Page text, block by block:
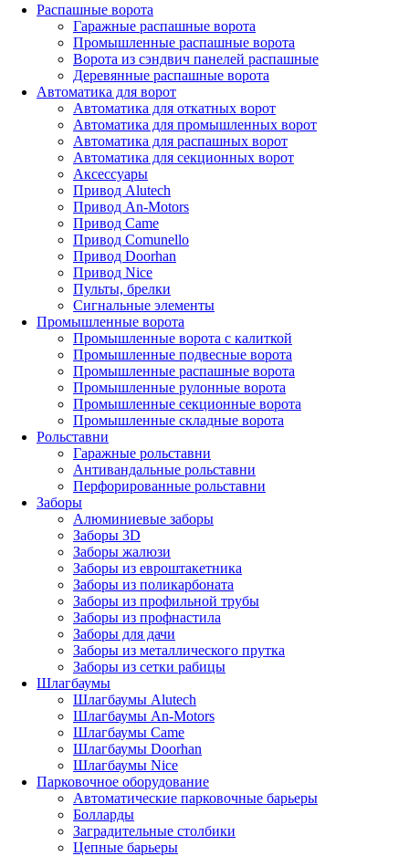
Распашные ворота
Гаражные распашные ворота
Промышленные распашные ворота
Ворота из сэндвич панелей распашные
Деревянные распашные ворота
Автоматика для ворот
Автоматика для откатных ворот
Автоматика для промышленных ворот
Автоматика для распашных ворот
Автоматика для секционных ворот
Аксессуары
Привод Alutech
Привод An-Motors
Привод Came
Привод Comunello
Привод Doorhan
Привод Nice
Пульты, брелки
Сигнальные элементы
Промышленные ворота
Промышленные ворота с калиткой
Промышленные подвесные ворота
Промышленные распашные ворота
Промышленные рулонные ворота
Промышленные секционные ворота
Промышленные складные ворота
Рольставни
Гаражные рольставни
Антивандальные рольставни
Перфорированные рольставни
Заборы
Алюминиевые заборы
Заборы 3D
Заборы жалюзи
Заборы из евроштакетника
Заборы из поликарбоната
Заборы из профильной трубы
Заборы из профнастила
Заборы для дачи
Заборы из металлического прутка
Заборы из сетки рабицы
Шлагбаумы
Шлагбаумы Alutech
Шлагбаумы An-Motors
Шлагбаумы Came
Шлагбаумы Doorhan
Шлагбаумы Nice
Парковочное оборудование
Автоматические парковочные барьеры
Болларды
Заградительные столбики
Цепные барьеры